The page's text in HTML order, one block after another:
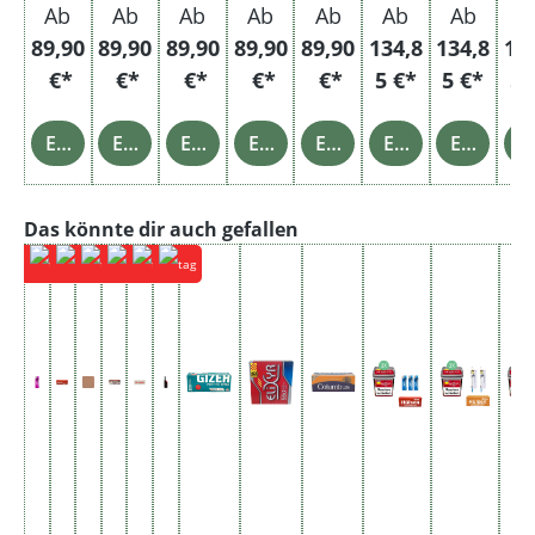
Ab
89,90
€*
Einzelheiten
Ab
89,90
€*
Einzelheiten
Ab
89,90
€*
Einzelheiten
Ab
89,90
€*
Einzelheiten
Ab
89,90
€*
Einzelheiten
Ab
134,8
5 €*
Einzelheiten
Ab
134,8
5 €*
Einzelheiten
5
Produktgalerie überspringen
Das könnte dir auch gefallen